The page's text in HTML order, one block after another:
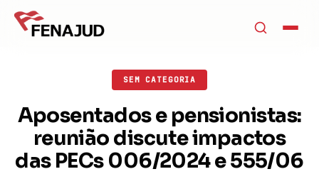
SEM CATEGORIA
Aposentados e pensionistas:
reunião discute impactos
das PECs 006/2024 e 555/06